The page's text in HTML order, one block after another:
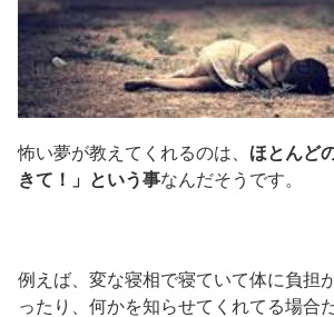
怖い夢が教えてくれるのは、 ほとんど
きて！」という事なんだそうです。
例えば、変な寝相で寝ていて体に負担
ったり、何かを知らせてくれてる場合